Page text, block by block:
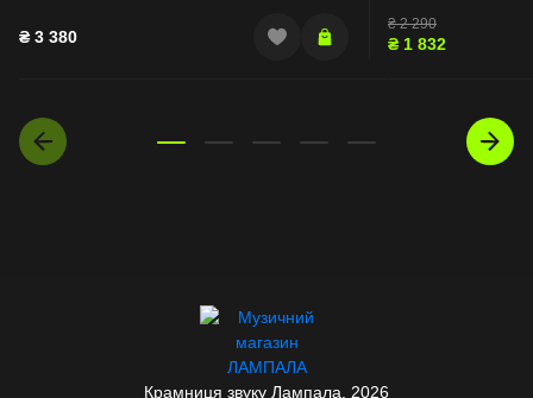
₴ 3 380
₴2 290
₴ 1 832
Крамниця звуку Лампала. 2026